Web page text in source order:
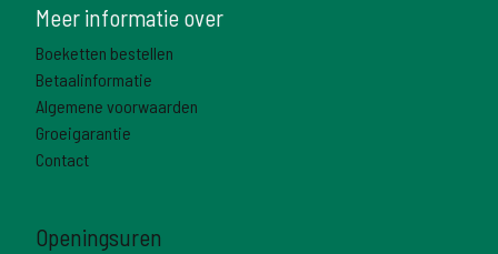
Meer informatie over
Boeketten bestellen
Betaalinformatie
Algemene voorwaarden
Groeigarantie
Contact
Openingsuren